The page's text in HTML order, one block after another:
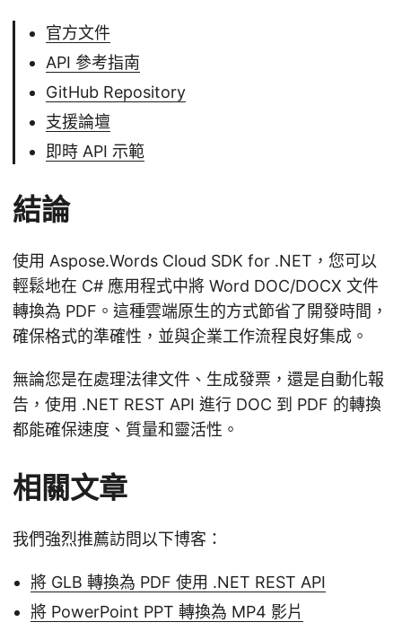
官方文件
API 參考指南
GitHub Repository
支援論壇
即時 API 示範
結論
使用 Aspose.Words Cloud SDK for .NET，您可以
輕鬆地在 C# 應用程式中將 Word DOC/DOCX 文件
轉換為 PDF。這種雲端原生的方式節省了開發時間，
確保格式的準確性，並與企業工作流程良好集成。
無論您是在處理法律文件、生成發票，還是自動化報
告，使用 .NET REST API 進行 DOC 到 PDF 的轉換
都能確保速度、質量和靈活性。
相關文章
我們強烈推薦訪問以下博客：
將 GLB 轉換為 PDF 使用 .NET REST API
將 PowerPoint PPT 轉換為 MP4 影片